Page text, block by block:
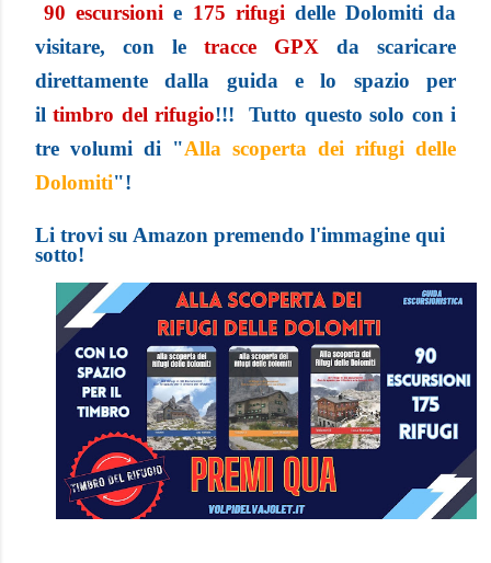
90 escursionie 175 rifugi delle Dolomiti da
visitare, con le tracce GPX da scaricare
direttamente dalla guida e lo spazio per
il timbro del rifugio!!! Tutto questo solo con i
tre volumi di "Alla scoperta dei rifugi delle
Dolomiti"!
Li trovi su Amazon premendo l'immagine qui
sotto!